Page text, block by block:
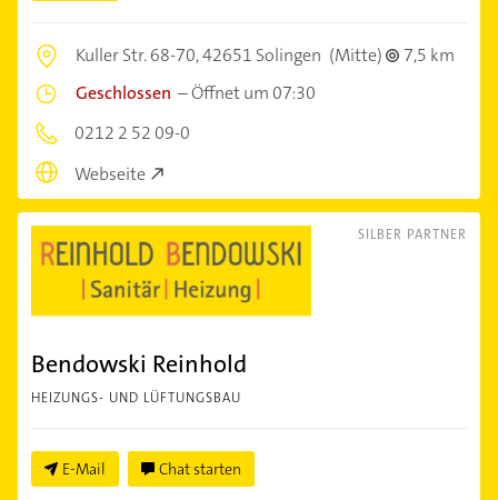
Kuller Str. 68-70,42651 Solingen (Mitte)
7,5 km
Geschlossen –Öffnet um 07:30
0212 2 52 09-0
Webseite
SILBER PARTNER
Bendowski Reinhold
HEIZUNGS- UND LÜFTUNGSBAU
E-Mail Chat starten